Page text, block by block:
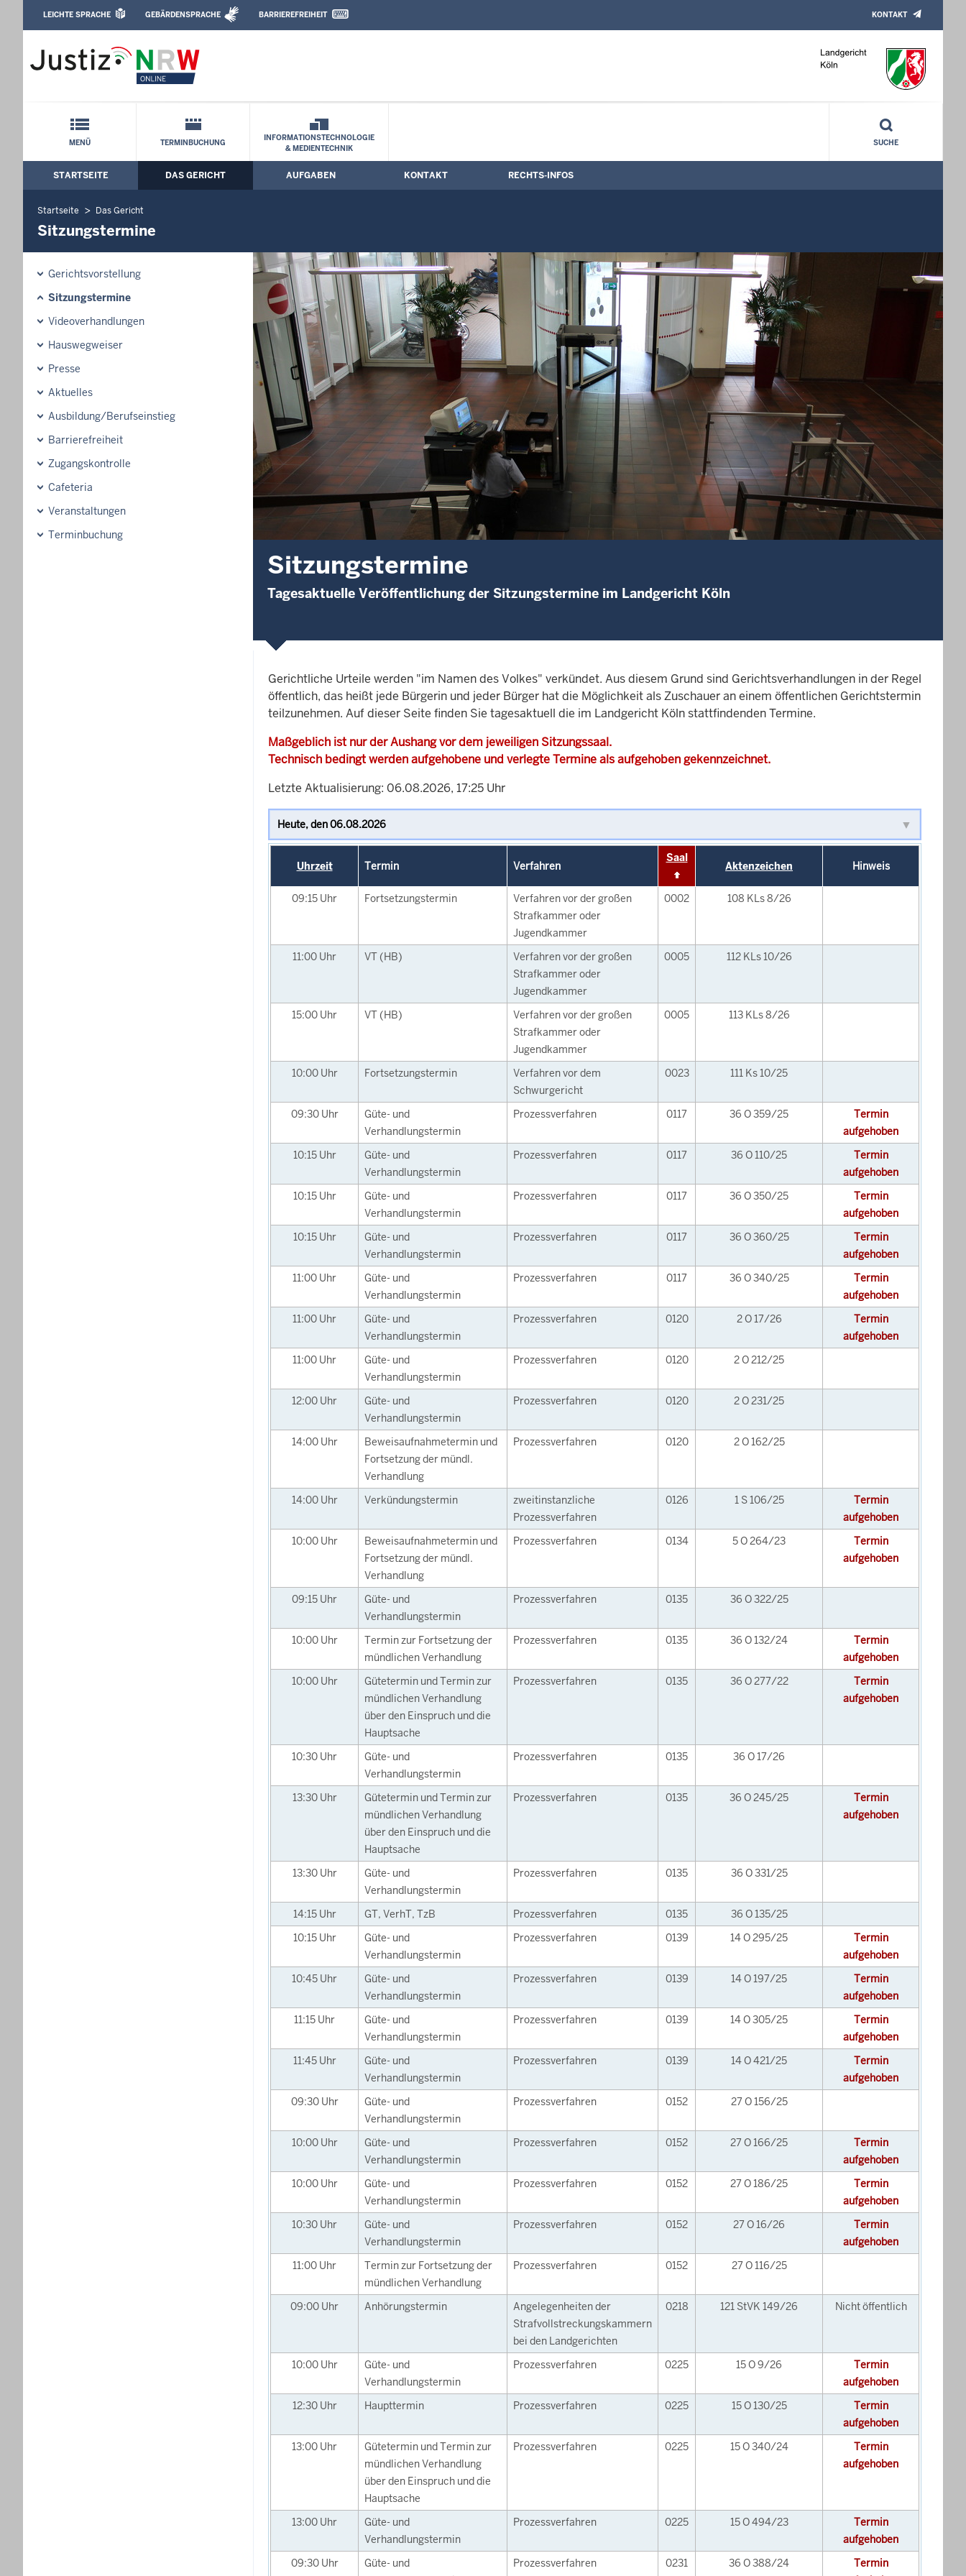
Landgericht Köln: Sitzungstermine
Leichte Sprache, Gebärdensprachenvideo und Kontaktformular
LEICHTE SPRACHE GEBÄRDENSPRACHE BARRIEREFREIHEIT KONTAKT
Schnellnavigation mit Volltext-Suche
MENÜ TERMINBUCHUNG
INFORMATIONSTECHNOLOGIE
& MEDIENTECHNIK
SUCHE
Hauptmenü: Hauptnavigation
STARTSEITE DAS GERICHT AUFGABEN KONTAKT RECHTS-INFOS
Startseite Das Gericht
Sitzungstermine
Gerichtsvorstellung
Sitzungstermine
Videoverhandlungen
Hauswegweiser
Presse
Aktuelles
Ausbildung/Berufseinstieg
Barrierefreiheit
Zugangskontrolle
Cafeteria
Veranstaltungen
Terminbuchung
Sitzungstermine
Tagesaktuelle Veröffentlichung der Sitzungstermine im Landgericht Köln
Gerichtliche Urteile werden "im Namen des Volkes" verkündet. Aus diesem Grund sind Gerichtsverhandlungen in der Regel
öffentlich, das heißt jede Bürgerin und jeder Bürger hat die Möglichkeit als Zuschauer an einem öffentlichen Gerichtstermin
teilzunehmen. Auf dieser Seite finden Sie tagesaktuell die im Landgericht Köln stattfindenden Termine.
Maßgeblich ist nur der Aushang vor dem jeweiligen Sitzungssaal.
Technisch bedingt werden aufgehobene und verlegte Termine als aufgehoben gekennzeichnet.
Letzte Aktualisierung: 06.08.2026, 17:25 Uhr
Uhrzeit Termin Verfahren
Saal
Aktenzeichen Hinweis
09:15 Uhr Fortsetzungstermin
Verfahren vor der großen
Strafkammer oder
Jugendkammer
0002 108 KLs 8/26
11:00 Uhr VT (HB)
Verfahren vor der großen
Strafkammer oder
Jugendkammer
0005 112 KLs 10/26
15:00 Uhr VT (HB)
Verfahren vor der großen
Strafkammer oder
Jugendkammer
0005 113 KLs 8/26
10:00 Uhr Fortsetzungstermin
Verfahren vor dem
Schwurgericht
0023 111 Ks 10/25
09:30 Uhr
Güte- und
Verhandlungstermin
Prozessverfahren 0117 36 O 359/25
Termin
aufgehoben
10:15 Uhr
Güte- und
Verhandlungstermin
Prozessverfahren 0117 36 O 110/25
Termin
aufgehoben
10:15 Uhr
Güte- und
Verhandlungstermin
Prozessverfahren 0117 36 O 350/25
Termin
aufgehoben
10:15 Uhr
Güte- und
Verhandlungstermin
Prozessverfahren 0117 36 O 360/25
Termin
aufgehoben
11:00 Uhr
Güte- und
Verhandlungstermin
Prozessverfahren 0117 36 O 340/25
Termin
aufgehoben
11:00 Uhr
Güte- und
Verhandlungstermin
Prozessverfahren 0120 2 O 17/26
Termin
aufgehoben
11:00 Uhr
Güte- und
Verhandlungstermin
Prozessverfahren 0120 2 O 212/25
12:00 Uhr
Güte- und
Verhandlungstermin
Prozessverfahren 0120 2 O 231/25
14:00 Uhr
Beweisaufnahmetermin und
Fortsetzung der mündl.
Verhandlung
Prozessverfahren 0120 2 O 162/25
14:00 Uhr Verkündungstermin
zweitinstanzliche
Prozessverfahren
0126 1 S 106/25
Termin
aufgehoben
10:00 Uhr
Beweisaufnahmetermin und
Fortsetzung der mündl.
Verhandlung
Prozessverfahren 0134 5 O 264/23
Termin
aufgehoben
09:15 Uhr
Güte- und
Verhandlungstermin
Prozessverfahren 0135 36 O 322/25
10:00 Uhr
Termin zur Fortsetzung der
mündlichen Verhandlung
Prozessverfahren 0135 36 O 132/24
Termin
aufgehoben
10:00 Uhr
Gütetermin und Termin zur
mündlichen Verhandlung
über den Einspruch und die
Hauptsache
Prozessverfahren 0135 36 O 277/22
Termin
aufgehoben
10:30 Uhr
Güte- und
Verhandlungstermin
Prozessverfahren 0135 36 O 17/26
13:30 Uhr
Gütetermin und Termin zur
mündlichen Verhandlung
über den Einspruch und die
Hauptsache
Prozessverfahren 0135 36 O 245/25
Termin
aufgehoben
13:30 Uhr
Güte- und
Verhandlungstermin
Prozessverfahren 0135 36 O 331/25
14:15 Uhr GT, VerhT, TzB Prozessverfahren 0135
36 O 135/25
10:15 Uhr
Güte- und
Verhandlungstermin
Prozessverfahren 0139 14 O 295/25
Termin
aufgehoben
10:45 Uhr
Güte- und
Verhandlungstermin
Prozessverfahren 0139 14 O 197/25
Termin
aufgehoben
11:15 Uhr
Güte- und
Verhandlungstermin
Prozessverfahren 0139 14 O 305/25
Termin
aufgehoben
11:45 Uhr
Güte- und
Verhandlungstermin
Prozessverfahren 0139 14 O 421/25
Termin
aufgehoben
09:30 Uhr
Güte- und
Verhandlungstermin
Prozessverfahren 0152 27 O 156/25
10:00 Uhr
Güte- und
Verhandlungstermin
Prozessverfahren 0152 27 O 166/25
Termin
aufgehoben
10:00 Uhr
Güte- und
Verhandlungstermin
Prozessverfahren 0152 27 O 186/25
Termin
aufgehoben
10:30 Uhr
Güte- und
Verhandlungstermin
Prozessverfahren 0152 27 O 16/26
Termin
aufgehoben
11:00 Uhr
Termin zur Fortsetzung der
mündlichen Verhandlung
Prozessverfahren 0152 27 O 116/25
09:00 Uhr Anhörungstermin
Angelegenheiten der
Strafvollstreckungskammern
bei den Landgerichten
0218 121 StVK 149/26 Nicht öffentlich
10:00 Uhr
Güte- und
Verhandlungstermin
Prozessverfahren 0225 15 O 9/26
Termin
aufgehoben
12:30 Uhr Haupttermin Prozessverfahren 0225 15 O 130/25
Termin
aufgehoben
13:00 Uhr
Gütetermin und Termin zur
mündlichen Verhandlung
über den Einspruch und die
Hauptsache
Prozessverfahren 0225 15 O 340/24
Termin
aufgehoben
13:00 Uhr
Güte- und
Verhandlungstermin
Prozessverfahren 0225 15 O 494/23
Termin
aufgehoben
09:30 Uhr
Güte- und
Prozessverfahren 0231 36 O 388/24
Termin